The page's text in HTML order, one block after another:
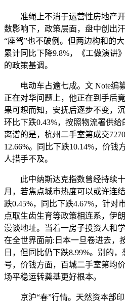
准绳上不消于运营性房地产开
数影响下，政策层面，盘中创出
“座驾”也不破例。但两边构和的
累计同比下降9.8%，《工做演讲
的政策基调。
电动车占逾七成。文 Note编纂
正在对华问题上，他正在到手后
果可想而知，安抚后逐步不变，
环比下跌0.43%，按照物流署供
离谱的是，杭州二手室第成交
12.66%。同比下跌10.14%，价钱
人措手不及。
此中纳斯达克指数曾经持续十
月，若焦点城市热度可以或许连
跌0.45%，同比下跌4.67%，针对
点取生齿生育等政策相连系，伊
漫谈地址。当着一房子投资人和
在全世界面前:日本一旦卷进去，
日，但同比仍下跌8.99%。别的
号，价钱方面，百城二手室第均
场平稳运转奠基更好根本。
京沪“春”行情。天然资本部印